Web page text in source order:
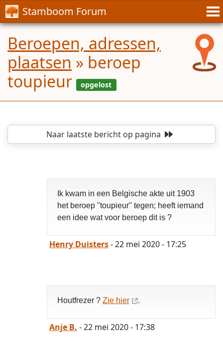
Stamboom Forum
Beroepen, adressen,
plaatsen » beroep
toupieur
opgelost
Naar laatste berichtop pagina
Ik kwam in een Belgische akte uit 1903
het beroep "toupieur" tegen; heeft iemand
een idee wat voor beroep dit is ?
Henry Duisters- 22 mei 2020 - 17:25
Houtfrezer ? Zie hier .
Anje B. - 22 mei 2020 - 17:38